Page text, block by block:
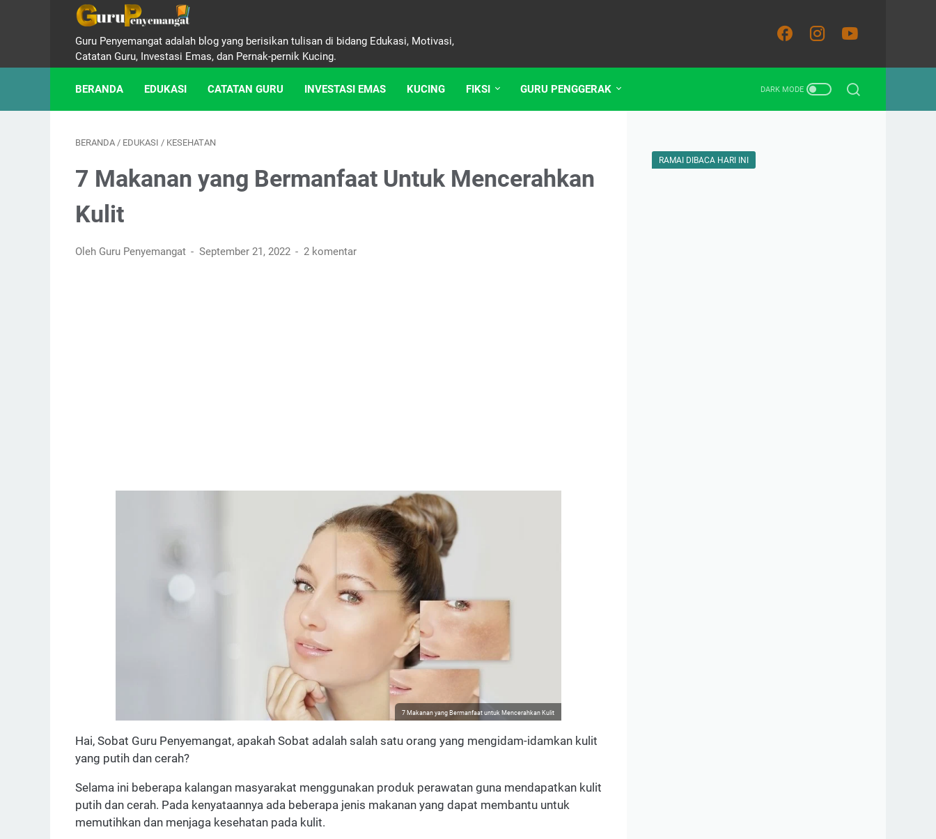
Guru Penyemangat adalah blog yang berisikan tulisan di bidang Edukasi, Motivasi,
Catatan Guru, Investasi Emas, dan Pernak-pernik Kucing.
BERANDA EDUKASI CATATAN GURU INVESTASI EMAS KUCING FIKSI GURU PENGGERAK
BERANDA / EDUKASI / KESEHATAN
7 Makanan yang Bermanfaat Untuk Mencerahkan
Kulit
Oleh Guru Penyemangat September 21, 2022 2 komentar
7 Makanan yang Bermanfaat untuk Mencerahkan Kulit
Hai, Sobat Guru Penyemangat, apakah Sobat adalah salah satu orang yang mengidam-idamkan kulit
yang putih dan cerah?
Selama ini beberapa kalangan masyarakat menggunakan produk perawatan guna mendapatkan kulit
putih dan cerah. Pada kenyataannya ada beberapa jenis makanan yang dapat membantu untuk
memutihkan dan menjaga kesehatan pada kulit.
RAMAI DIBACA HARI INI